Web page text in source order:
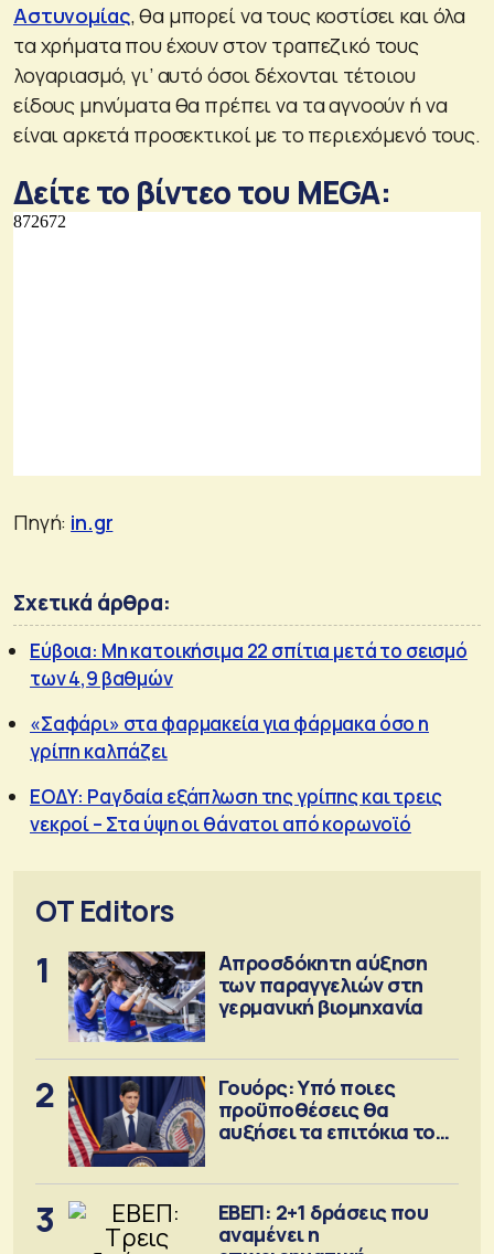
Αστυνομίας, θα μπορεί να τους κοστίσει και όλα
τα χρήματα που έχουν στον τραπεζικό τους
λογαριασμό, γι’ αυτό όσοι δέχονται τέτοιου
είδους μηνύματα θα πρέπει να τα αγνοούν ή να
είναι αρκετά προσεκτικοί με το περιεχόμενό τους.
Δείτε το βίντεο του MEGA:
Πηγή: in.gr
Σχετικά άρθρα:
Εύβοια: Μη κατοικήσιμα 22 σπίτια μετά το σεισμό
των 4,9 βαθμών
«Σαφάρι» στα φαρμακεία για φάρμακα όσο η
γρίπη καλπάζει
ΕΟΔΥ: Ραγδαία εξάπλωση της γρίπης και τρεις
νεκροί – Στα ύψη οι θάνατοι από κορωνοϊό
OT Editors
1
Απροσδόκητη αύξηση
των παραγγελιών στη
γερμανική βιομηχανία
2
Γουόρς: Υπό ποιες
προϋποθέσεις θα
αυξήσει τα επιτόκια τον
3
ΕΒΕΠ: 2+1 δράσεις που
αναμένει η